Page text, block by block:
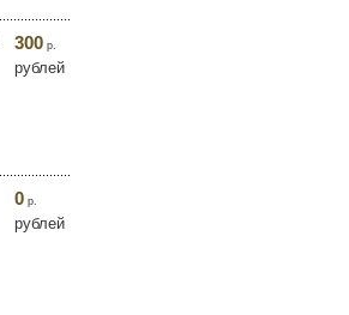
300 р.
рублей
0 р.
рублей